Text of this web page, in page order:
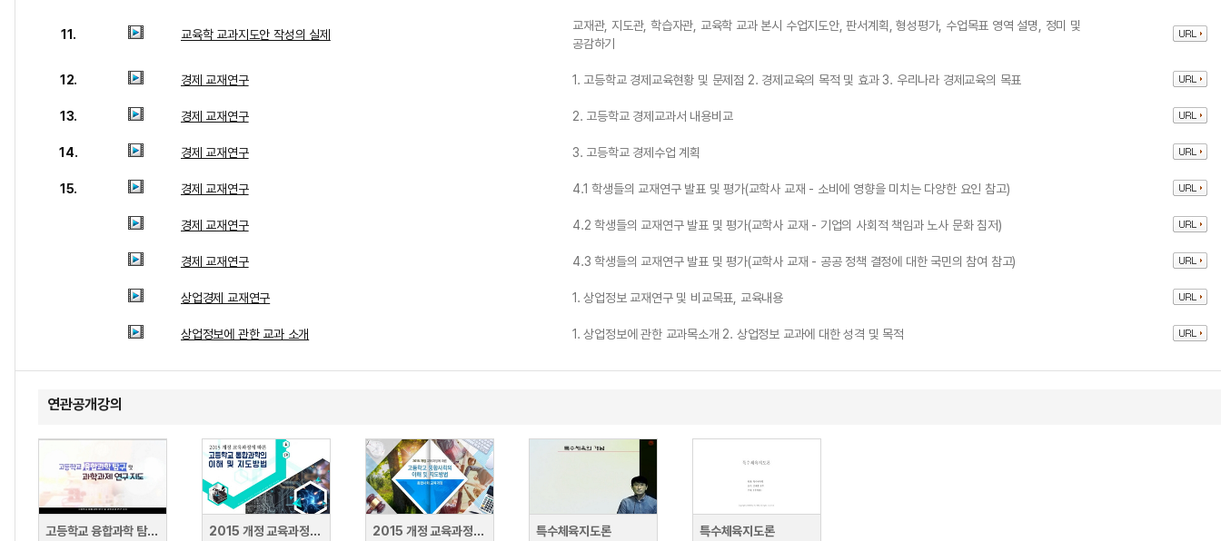
11. 교육학 교과지도안 작성의 실제
교재관, 지도관, 학습자관, 교육학 교과 본시 수업지도안, 판서계획, 형성평가, 수업목표 영역 설명, 정미 및
공감하기
12. 경제 교재연구 1. 고등학교 경제교육현황 및 문제점 2. 경제교육의 목적 및 효과 3. 우리나라 경제교육의 목표
13. 경제 교재연구 2. 고등학교 경제교과서 내용비교
14. 경제 교재연구 3. 고등학교 경제수업 계획
15. 경제 교재연구 4.1 학생들의 교재연구 발표 및 평가(교학사 교재 - 소비에 영향을 미치는 다양한 요인 참고)
경제 교재연구 4.2 학생들의 교재연구 발표 및 평가(교학사 교재 - 기업의 사회적 책임과 노사 문화 침저)
경제 교재연구 4.3 학생들의 교재연구 발표 및 평가(교학사 교재 - 공공 정책 결정에 대한 국민의 참여 참고)
상업경제 교재연구 1. 상업정보 교재연구 및 비교목표, 교육내용
상업정보에 관한 교과 소개 1. 상업정보에 관한 교과목소개 2. 상업정보 교과에 대한 성격 및 목적
연관공개강의
고등학교 융합과학 탐구 및 과학과제 연구 지도방법
2015 개정 교육과정에 따른 고등학교 통합과학의 이해 및 지도방법
2015 개정 교육과정에 따른 고등학교 통합사회의 이해 및 지도방법
특수체육지도론
특수체육지도론